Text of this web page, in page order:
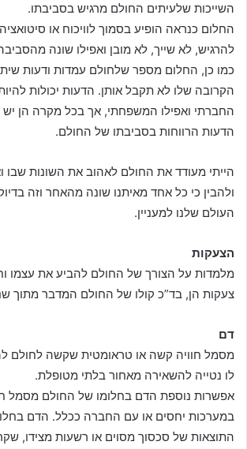
השייכות שלעיתים החולם מרגיש בסביבתו.
החלום כנראה הופיע בסמוך לוויכוח או
להרגיש, לא שייך, לא מובן ואפילו שונה
כמו כן, החלום מספר שלחולם עמדות ודעות
הקרובה שלו לא תקבל אותן. הדעות יכולות
החברתי ואפילו המשפחתי, אך בכל מקרה הן יש
הדעות הרווחות בסביבתו של החולם.
הייתי מעודד את החולם לאהוב את השונות שבו
ולהבין כי כל אחד מאיתנו שונה מהאחר וזה
העולם שלנו למעניין.
הצעקות
מלמדות על הצורך של החולם להביע את עצמו
צעקות הן, בד”כ קולו של החולם המדבר מתוך
דם
מסמל חוויה קשה או טראומטית שקשה לחולם
לו נטייה להשאירה מאחור בלתי מטופלת.
אפשרות נוספת הדם בחלומו של החולם מסמל
במערכות יחסים או עם החברה ככלל. הדם
התוצאות של סכסוך מסוים או רשעות מצידו,